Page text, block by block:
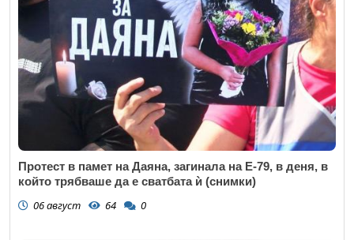
Протест в памет на Даяна, загинала на Е-79, в деня, в
който трябваше да е сватбата ѝ (снимки)
06 август 64 0